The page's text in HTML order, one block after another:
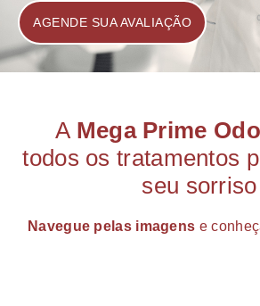
AGENDE SUA AVALIAÇÃO
A Mega Prime
todos os tratamentos
seu sorriso
Navegue pelas imagens e